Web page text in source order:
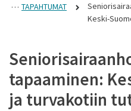
TAPAHTUMAT
Keski-
tapaaminen:
ja turvakotiin